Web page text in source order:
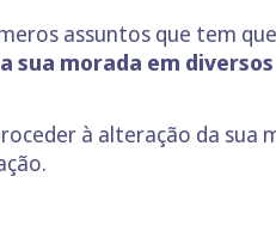
assuntos que tem
morada em
à alteração da sua